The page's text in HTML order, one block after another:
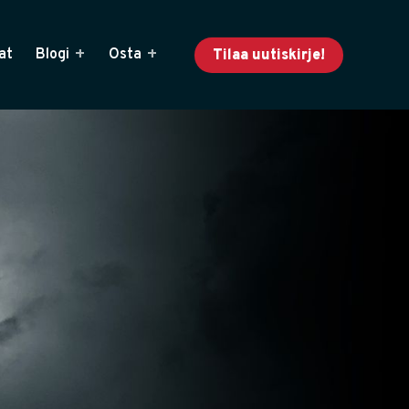
Blogi Osta Tilaa uutiskirje!